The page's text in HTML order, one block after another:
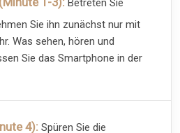
Betreten Sie
Sie ihn zunächst nur mit
Was sehen, hören und
Sie das Smartphone in der
4): Spüren Sie die